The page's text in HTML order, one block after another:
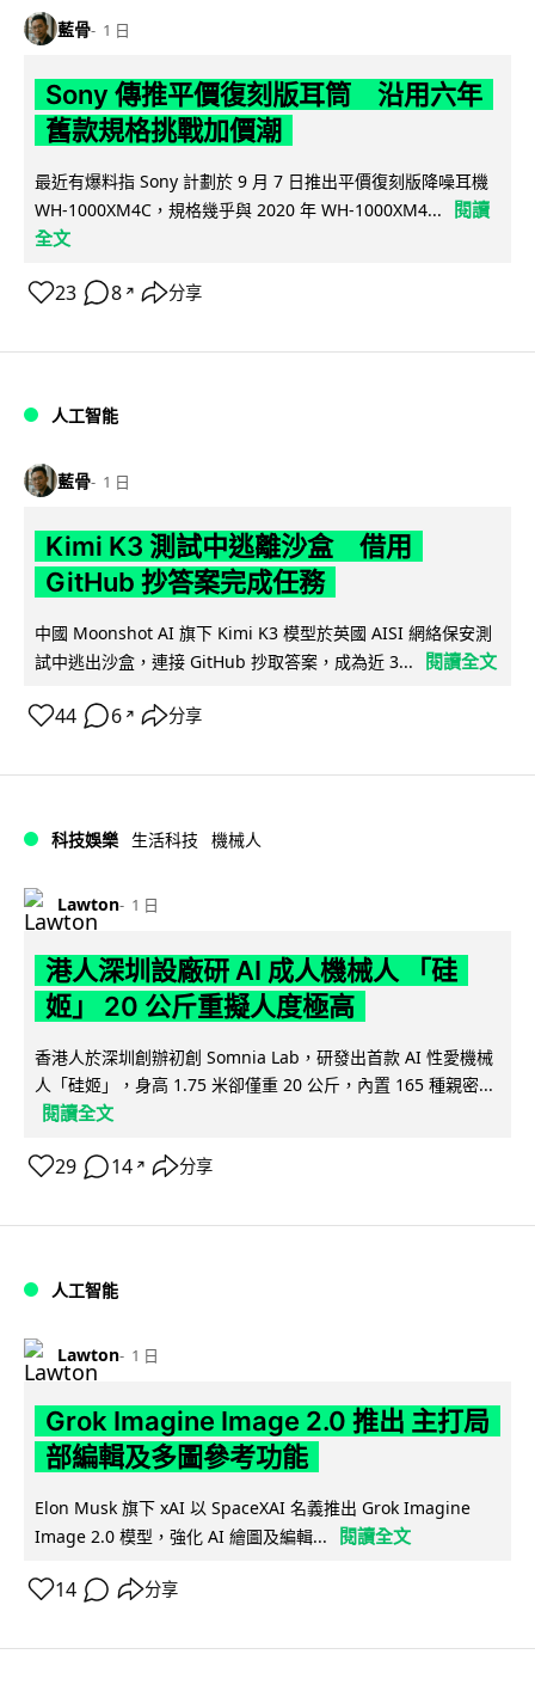
藍骨 1 日
Sony 傳推平價復刻版耳筒 沿用六年
舊款規格挑戰加價潮
最近有爆料指 Sony 計劃於 9 月 7 日推出平價復刻版降噪耳機
WH-1000XM4C，規格幾乎與 2020 年 WH-1000XM4...
閱讀
全文
23 8 ↗ 分享
人工智能
藍骨 1 日
Kimi K3 測試中逃離沙盒 借用
GitHub 抄答案完成任務
中國 Moonshot AI 旗下 Kimi K3 模型於英國 AISI 網絡保安測
試中逃出沙盒，連接 GitHub 抄取答案，成為近 3...
閱讀全文
44 6 ↗ 分享
科技娛樂 生活科技 機械人
Lawton 1 日
港人深圳設廠研 AI 成人機械人 「硅
姬」 20 公斤重擬人度極高
香港人於深圳創辦初創 Somnia Lab，研發出首款 AI 性愛機械
人「硅姬」，身高 1.75 米卻僅重 20 公斤，內置 165 種親密...
閱讀全文
29 14 ↗ 分享
人工智能
Lawton 1 日
Grok Imagine Image 2.0 推出 主打局
部編輯及多圖參考功能
Elon Musk 旗下 xAI 以 SpaceXAI 名義推出 Grok Imagine
Image 2.0 模型，強化 AI 繪圖及編輯...
閱讀全文
14 分享